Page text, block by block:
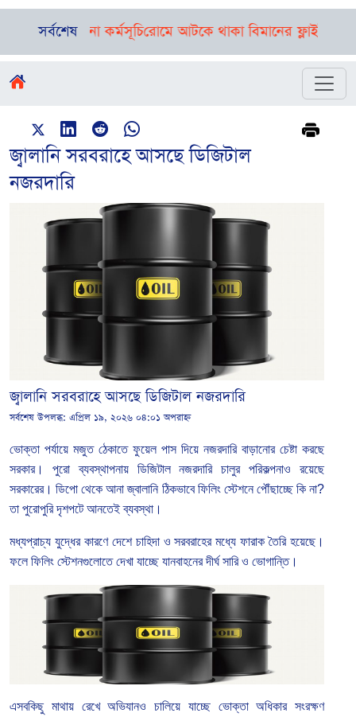
সর্বশেষ
নানা কর্মসূচিরোমে আটকে থাকা বিমানের ফ্লাইট ঢাকায়
জ্বালানি সরবরাহে আসছে ডিজিটাল
নজরদারি
জ্বালানি সরবরাহে আসছে ডিজিটাল নজরদারি
সর্বশেষ উপলব্ধ: এপ্রিল ১৯, ২০২৬ ০৪:০১ অপরাহ্ন
ভোক্তা পর্যায়ে মজুত ঠেকাতে ফুয়েল পাস দিয়ে নজরদারি বাড়ানোর চেষ্টা করছে
সরকার।
পুরো ব্যবস্থাপনায় ডিজিটাল নজরদারি চালুর পরিকল্পনাও
রয়েছে
সরকারের। ডিপো থেকে আনা জ্বালানি ঠিকভাবে ফিলিং স্টেশনে পৌঁছাচ্ছে কি না?
তা পুরোপুরি দৃশপটে আনতেই ব্যবস্থা।
মধ্যপ্রাচ্য যুদ্ধের কারণে দেশে চাহিদা ও সরবরাহের মধ্যে ফারাক তৈরি হয়েছে।
ফলে ফিলিং স্টেশনগুলোতে দেখা যাচ্ছে যানবাহনের দীর্ঘ সারি ও ভোগান্তি।
এসবকিছু মাথায় রেখে অভিযানও চালিয়ে যাচ্ছে ভোক্তা অধিকার সংরক্ষণ